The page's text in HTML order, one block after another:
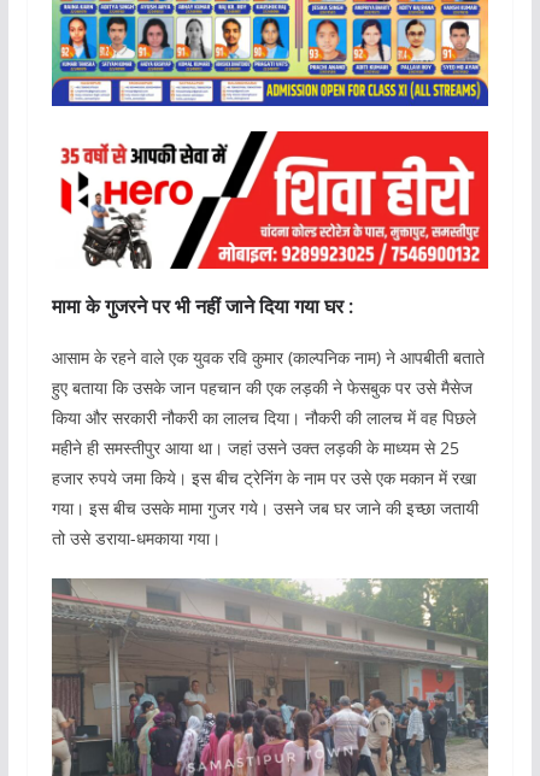
मामा के गुजरने पर भी नहीं जाने दिया गया घर :
आसाम के रहने वाले एक युवक रवि कुमार (काल्पनिक नाम) ने आपबीती बताते
हुए बताया कि उसके जान पहचान की एक लड़की ने फेसबुक पर उसे मैसेज
किया और सरकारी नौकरी का लालच दिया। नौकरी की लालच में वह पिछले
महीने ही समस्तीपुर आया था। जहां उसने उक्त लड़की के माध्यम से 25
हजार रुपये जमा किये। इस बीच ट्रेनिंग के नाम पर उसे एक मकान में रखा
गया। इस बीच उसके मामा गुजर गये। उसने जब घर जाने की इच्छा जतायी
तो उसे डराया-धमकाया गया।